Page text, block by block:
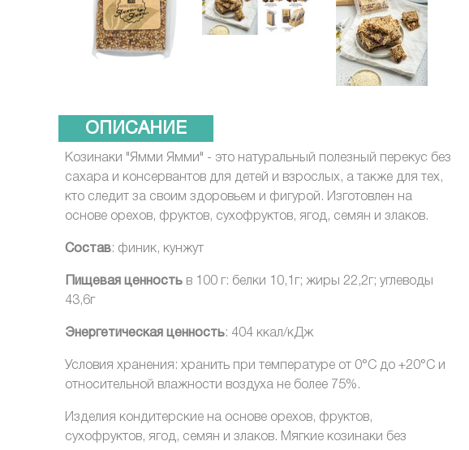
ОПИСАНИЕ
Козинаки "Ямми Ямми" - это натуральный полезный перекус без
сахара и консервантов для детей и взрослых, а также для тех,
кто следит за своим здоровьем и фигурой. Изготовлен на
основе орехов, фруктов, сухофруктов, ягод, семян и злаков.
Состав: финик, кунжут
Пищевая ценность в 100 г: белки 10,1г; жиры 22,2г; углеводы
43,6г
Энергетическая ценность: 404 ккал/кДж
Условия хранения: хранить при температуре от 0°С до +20°С и
относительной влажности воздуха не более 75%.
Изделия кондитерские на основе орехов, фруктов,
сухофруктов, ягод, семян и злаков. Мягкие козинаки без